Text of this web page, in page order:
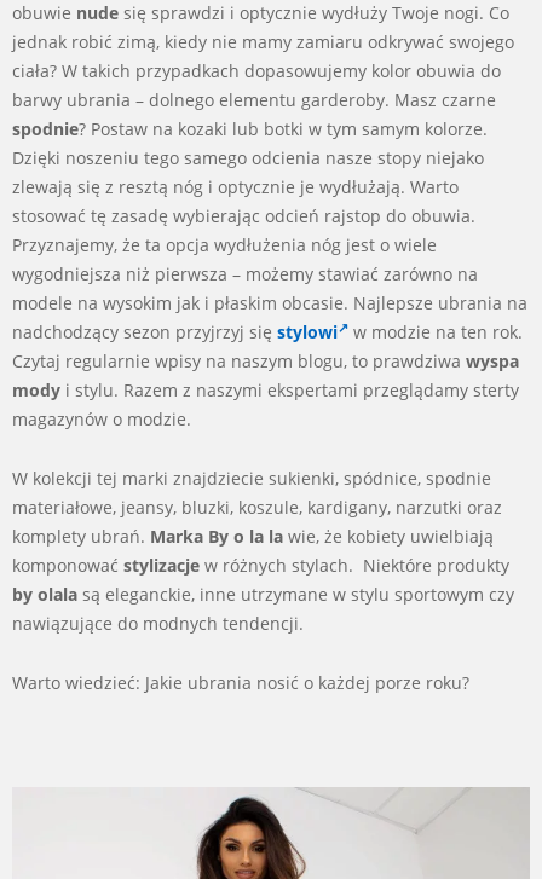
obuwie nude się sprawdzi i optycznie wydłuży Twoje nogi. Co
jednak robić zimą, kiedy nie mamy zamiaru odkrywać swojego
ciała? W takich przypadkach dopasowujemy kolor obuwia do
barwy ubrania – dolnego elementu garderoby. Masz czarne
spodnie? Postaw na kozaki lub botki w tym samym kolorze.
Dzięki noszeniu tego samego odcienia nasze stopy niejako
zlewają się z resztą nóg i optycznie je wydłużają. Warto
stosować tę zasadę wybierając odcień rajstop do obuwia.
Przyznajemy, że ta opcja wydłużenia nóg jest o wiele
wygodniejsza niż pierwsza – możemy stawiać zarówno na
modele na wysokim jak i płaskim obcasie. Najlepsze ubrania na
nadchodzący sezon przyjrzyj się stylowi
w modzie na ten rok.
Czytaj regularnie wpisy na naszym blogu, to prawdziwa wyspa
mody i stylu. Razem z naszymi ekspertami przeglądamy sterty
magazynów o modzie.
W kolekcji tej marki znajdziecie sukienki, spódnice, spodnie
materiałowe, jeansy, bluzki, koszule, kardigany, narzutki oraz
komplety ubrań. Marka By o la la wie, że kobiety uwielbiają
komponować stylizacje w różnych stylach. Niektóre produkty
by olala są eleganckie, inne utrzymane w stylu sportowym czy
nawiązujące do modnych tendencji.
Warto wiedzieć: Jakie ubrania nosić o każdej porze roku?